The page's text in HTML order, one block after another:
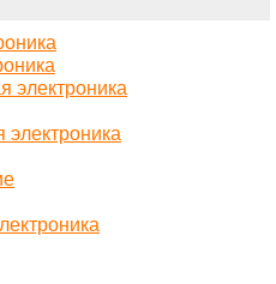
электроника